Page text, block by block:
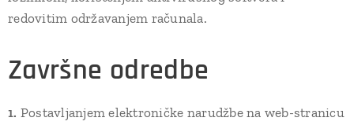
redovitim održavanjem računala.
Završne odredbe
1. Postavljanjem elektroničke narudžbe na web-stranicu